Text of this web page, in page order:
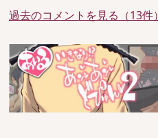
過去のコメントを見る（13件）